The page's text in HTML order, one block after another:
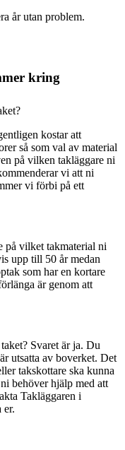
år utan problem.
kring
kostar att
så som val av material
på vilken takläggare ni
vi att ni
vi förbi på ett
på vilket takmaterial ni
upp till 50 år medan
som har en kortare
är genom att
Svaret är ja. Du
utsatta av boverket. Det
takskottare ska kunna
behöver hjälp med att
Takläggaren i
er.